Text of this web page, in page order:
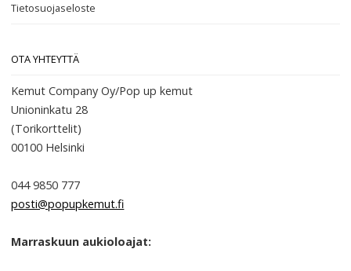
Tietosuojaseloste
OTA YHTEYTTÄ
Kemut Company Oy/Pop up kemut
Unioninkatu 28
(Torikorttelit)
00100 Helsinki
044 9850 777
posti@popupkemut.fi
Marraskuun aukioloajat: